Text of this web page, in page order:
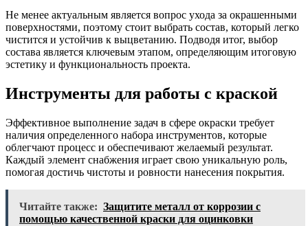
Не менее актуальным является вопрос ухода за окрашенными
поверхностями, поэтому стоит выбрать состав, который легко
чистится и устойчив к выцветанию. Подводя итог, выбор
состава является ключевым этапом, определяющим итоговую
эстетику и функциональность проекта.
Инструменты для работы с краской
Эффективное выполнение задач в сфере окраски требует
наличия определенного набора инструментов, которые
облегчают процесс и обеспечивают желаемый результат.
Каждый элемент снабжения играет свою уникальную роль,
помогая достичь чистоты и ровности нанесения покрытия.
Читайте также: Защитите металл от коррозии с
помощью качественной краски для оцинковки